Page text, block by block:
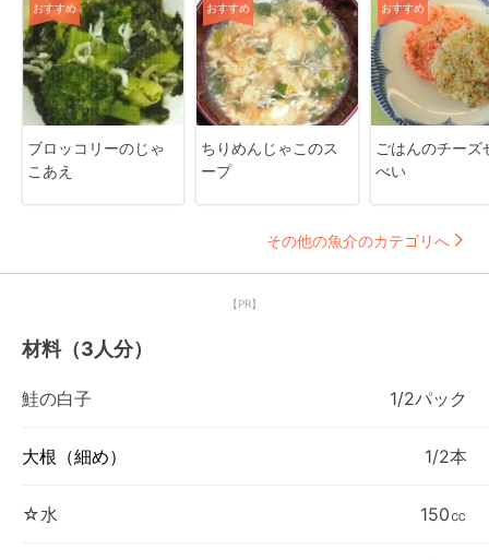
おすすめ
ブロッコリーのじゃ
こあえ
おすすめ
ちりめんじゃこのス
ープ
おすすめ
ごはんのチーズ
べい
その他の魚介のカテゴリへ
【PR】
材料（3人分）
鮭の白子 1/2パック
大根（細め） 1/2本
☆水 150㏄